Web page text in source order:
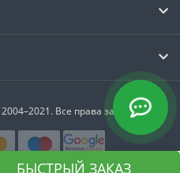
БЫСТРЫЙ ЗАКАЗ
2004–2021. Все права защищены.